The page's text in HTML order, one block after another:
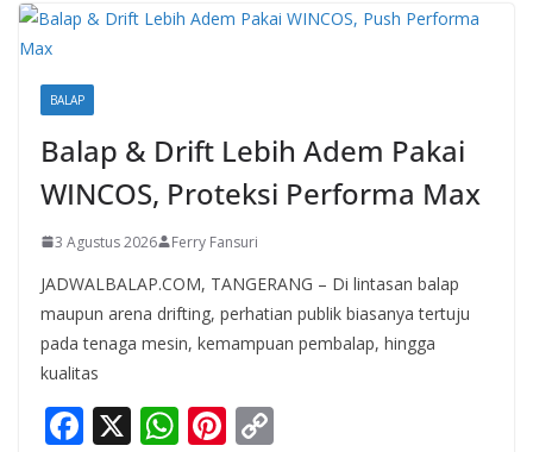
BALAP
Balap & Drift Lebih Adem Pakai
WINCOS, Proteksi Performa Max
3 Agustus 2026 Ferry Fansuri
JADWALBALAP.COM, TANGERANG – Di lintasan balap
maupun arena drifting, perhatian publik biasanya tertuju
pada tenaga mesin, kemampuan pembalap, hingga
kualitas
F X W Pi